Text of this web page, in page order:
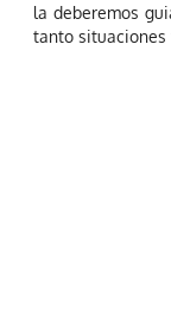
la deberemos
tanto situaciones